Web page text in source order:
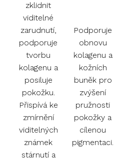
zklidnit
viditelné
zarudnutí,
podporuje
tvorbu
kolagenu a
posiluje
pokožku.
Přispívá ke
zmírnění
viditelných
známek
stárnutí a
Podporuje
obnovu
kolagenu a
kožních
buněk pro
zvýšení
pružnosti
pokožky a
cílenou
pigmentaci.